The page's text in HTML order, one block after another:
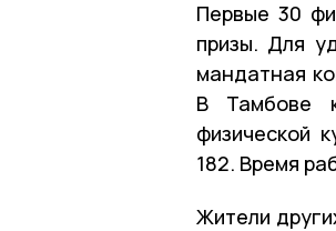
Первые 30
призы. Для
мандатная
В Тамбове
физической
182. Время
Жители